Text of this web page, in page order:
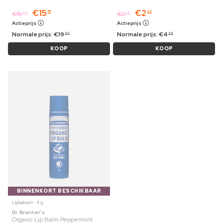
€15 99 €15 51
Actieprijs
Normale prijs:€19 99
KOOP
€229 €2 22
Actieprijs
Normale prijs:€4 99
KOOP
BINNENKORT BESCHIKBAAR
Lipbalsem ⋅ 4 g
Dr. Bronner’s
Organic Lip Balm Peppermint